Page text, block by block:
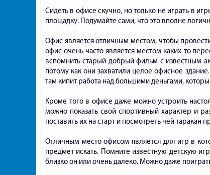
Сидеть в офисе скучно, но только не играть в
площадку. Подумайте сами, что это вполне
Офис является отличным местом, чтобы
офис очень часто является местом каких-то
вспомнить старый добрый фильм с известным
потому как они захватили целое офисное
там кипит работа над большими деньгами,
Кроме того в офисе даже можно устроить
можно показать свой спортивный характер и
поставить их на старт и посмотреть чей
Отличным место офисом является для игр в
предмет искать. Помните известную детскую
близко он или очень далеко. Можно даже